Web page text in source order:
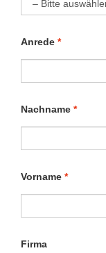
lassen
Sie
Feld
Anrede *
lassen
Sie
Feld
Nachname *
lassen
Sie
Feld
Vorname *
lassen
Firma